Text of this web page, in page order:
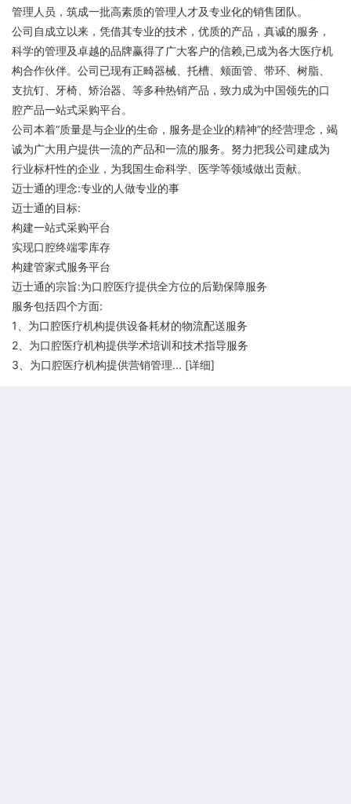
管理人员，筑成一批高素质的管理人才及专业化的销售团队。
公司自成立以来，凭借其专业的技术，优质的产品，真诚的服务，
科学的管理及卓越的品牌赢得了广大客户的信赖,已成为各大医疗机
构合作伙伴。公司已现有正畸器械、托槽、颊面管、带环、树脂、
支抗钉、牙椅、矫治器、等多种热销产品，致力成为中国领先的口
腔产品一站式采购平台。
公司本着“质量是与企业的生命，服务是企业的精神”的经营理念，竭
诚为广大用户提供一流的产品和一流的服务。努力把我公司建成为
行业标杆性的企业，为我国生命科学、医学等领域做出贡献。
迈士通的理念:专业的人做专业的事
迈士通的目标:
构建一站式采购平台
实现口腔终端零库存
构建管家式服务平台
迈士通的宗旨:为口腔医疗提供全方位的后勤保障服务
服务包括四个方面:
1、为口腔医疗机构提供设备耗材的物流配送服务
2、为口腔医疗机构提供学术培训和技术指导服务
3、为口腔医疗机构提供营销管理... [详细]